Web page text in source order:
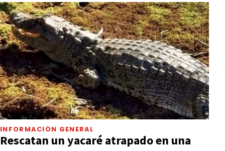
INFORMACIÓN GENERAL
Rescatan un yacaré atrapado en una